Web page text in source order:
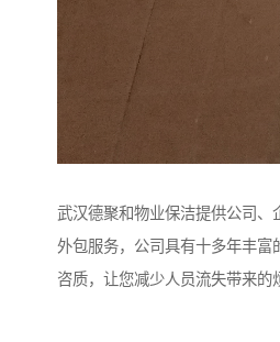
武汉德聚和物业保洁提供公司、
外包服务，公司具有十多年丰富
咨质，让您减少人员流失带来的